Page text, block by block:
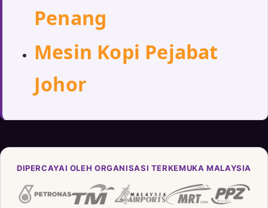
Penang
Mesin Kopi Pejabat
Johor
DIPERCAYAI OLEH ORGANISASI TERKEMUKA MALAYSIA